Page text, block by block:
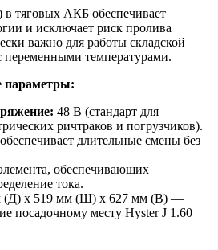
в тяговых АКБ обеспечивает
и исключает риск пролива
важно для работы складской
температурами.
параметры:
48 В (стандарт для
ричтраков и погрузчиков).
длительные смены без
обеспечивающих
тока.
(Д) х 519 мм (Ш) х 627 мм (В) —
посадочному месту Hyster J 1.60